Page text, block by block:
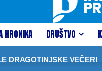
HRONIKA DRUŠTVO
VEČERI